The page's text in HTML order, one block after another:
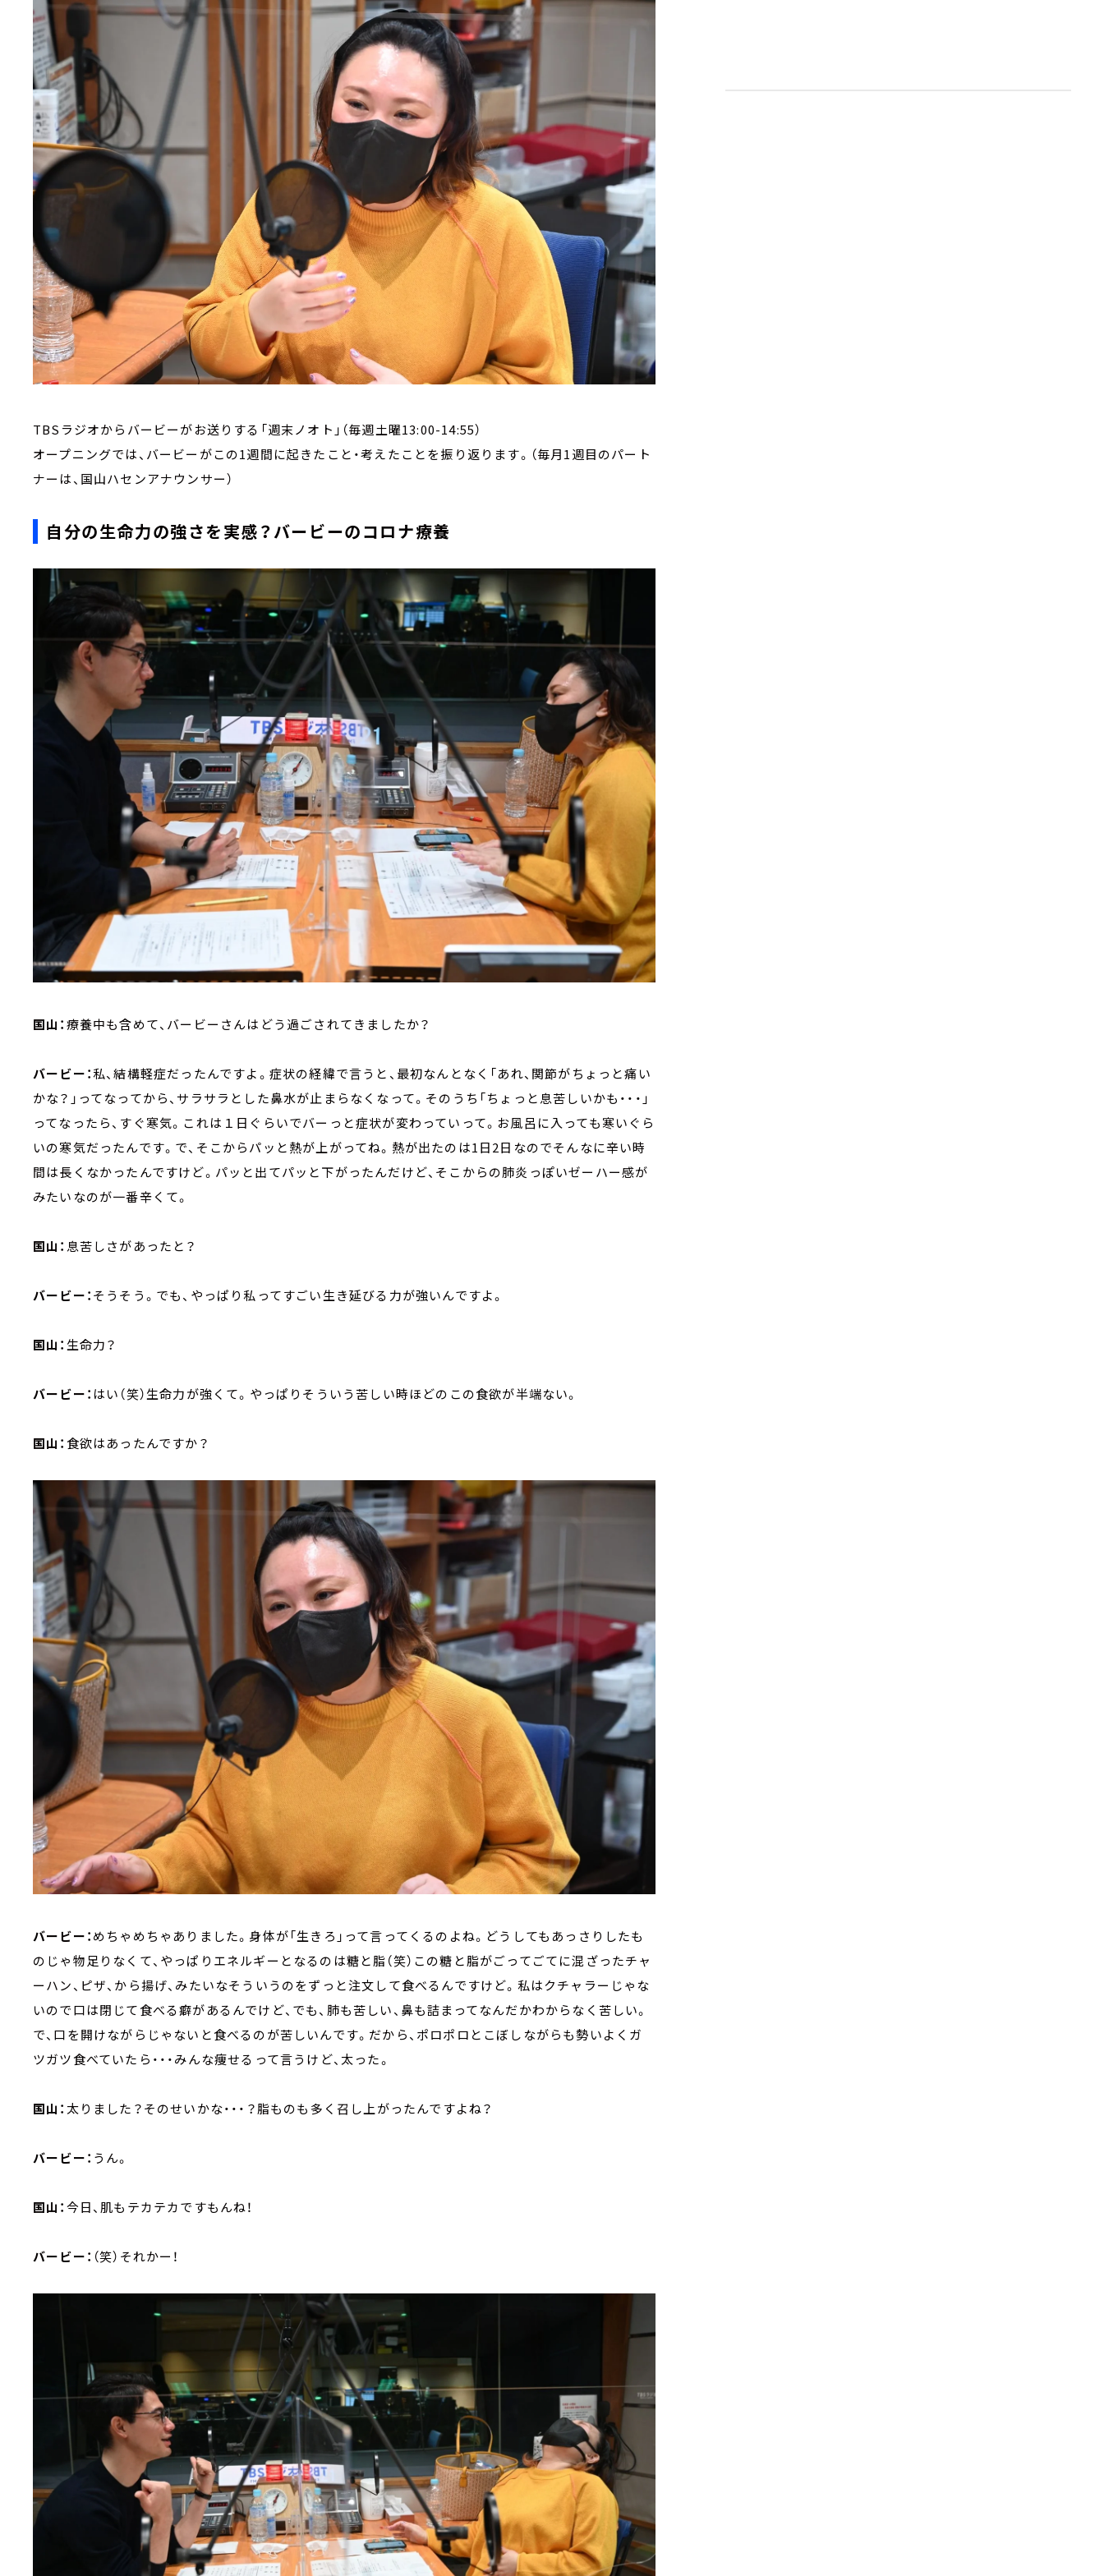
TBSラジオからバービーがお送りする「週末ノオト」（毎週土曜13:00-14:55）
オープニングでは、バービーがこの1週間に起きたこと・考えたことを振り返ります。（毎月1週目のパート
ナーは、国山ハセンアナウンサー）
自分の生命力の強さを実感？バービーのコロナ療養
国山：療養中も含めて、バービーさんはどう過ごされてきましたか？
バービー：私、結構軽症だったんですよ。症状の経緯で言うと、最初なんとなく「あれ、関節がちょっと痛い
かな？」ってなってから、サラサラとした鼻水が止まらなくなって。そのうち「ちょっと息苦しいかも・・・」
ってなったら、すぐ寒気。これは１日ぐらいでバーっと症状が変わっていって。お風呂に入っても寒いぐら
いの寒気だったんです。で、そこからパッと熱が上がってね。熱が出たのは1日2日なのでそんなに辛い時
間は長くなかったんですけど。パッと出てパッと下がったんだけど、そこからの肺炎っぽいゼーハー感が
みたいなのが一番辛くて。
国山： 息苦しさがあったと？
バービー：そうそう。でも、やっぱり私ってすごい生き延びる力が強いんですよ。
国山： 生命力？
バービー： はい（笑）生命力が強くて。やっぱりそういう苦しい時ほどのこの食欲が半端ない。
国山： 食欲はあったんですか？
バービー：めちゃめちゃありました。身体が「生きろ」って言ってくるのよね。どうしてもあっさりしたも
のじゃ物足りなくて、やっぱりエネルギーとなるのは糖と脂（笑）この糖と脂がごってごてに混ざったチャ
ーハン、ピザ、から揚げ、みたいなそういうのをずっと注文して食べるんですけど。私はクチャラーじゃな
いので口は閉じて食べる癖があるんでけど、でも、肺も苦しい、鼻も詰まってなんだかわからなく苦しい。
で、口を開けながらじゃないと食べるのが苦しいんです。だから、ポロポロとこぼしながらも勢いよくガ
ツガツ食べていたら・・・みんな痩せるって言うけど、太った。
国山：太りました？そのせいかな・・・？脂ものも多く召し上がったんですよね？
バービー： うん。
国山：今日、肌もテカテカですもんね！
バービー： （笑）それかー！